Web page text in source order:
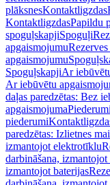
plāksnesKontaktligzdas
KontaktligzdasPapildu
spoguļskapjiSpoguļi
apgaismojumu
apgaismojumu
SpoguļskapjiAr
Ar iebūvētu
daļas paredzētas: Bez
apgaismojumaPiederumi
piederumi
paredzētas: Izlietnes
izmantojot elektrotīklu
darbināšana,
izmantojot baterijas